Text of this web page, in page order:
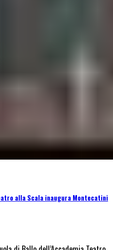
alla Scala inaugura Montecatini